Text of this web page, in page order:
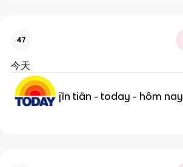
47
今天
jīn tiān - today - hôm nay